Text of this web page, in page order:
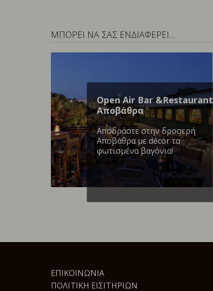
ΜΠΟΡΕΙ ΝΑ ΣΑΣ ΕΝΔΙΑΦΕΡΕΙ…
Open Air Bar &Restaurant
Αποβάθρα
Αποδράστε στην δροσερή
Αποβάθρα με décor τα
φωτισμένα βαγόνια!
ΕΠΙΚΟΙΝΩΝΊΑ
ΠΟΛΙΤΙΚΉ ΕΙΣΙΤΗΡΊΩΝ